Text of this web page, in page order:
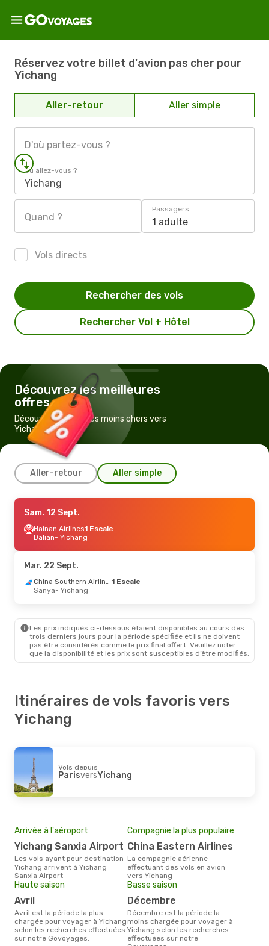
Réservez votre billet d'avion pas cher pour
Yichang
Aller-retour Aller simple
D'où partez-vous ?
Où allez-vous ?
Yichang
Quand ?
Passagers
1 adulte
Vols directs
Rechercher Vol + Hôtel
Rechercher des vols
Découvrez les meilleures
offres
Découvrez les vols les moins chers vers
Yichang
Aller-retour Aller simple
Mar. 29 Sept.- Ven. 9 Oct.
China Southern Airlines
1 Escale
China Southern Airlines
1 Escale
Yichang- Paris
Sam. 12 Sept.
Hainan Airlines1 Escale
Dalian- Yichang
Mar. 22 Sept.
China Southern Airlines 1 Escale
Sanya- Yichang
Les prix indiqués ci-dessous étaient disponibles au cours des
trois derniers jours pour la période spécifiée et ils ne doivent
pas être considérés comme le prix final offert. Veuillez noter
que la disponibilité et les prix sont susceptibles d’être modifiés.
Itinéraires de vols favoris vers
Yichang
Vols depuis
ParisversYichang
Arrivée à l'aéroport
Yichang Sanxia Airport
Les vols ayant pour destination
Yichang arrivent à Yichang
Sanxia Airport
Compagnie la plus populaire
China Eastern Airlines
La compagnie aérienne
effectuant des vols en avion
vers Yichang
Haute saison
avril
avril est la période la plus
chargée pour voyager à Yichang
selon les recherches effectuées
sur notre Govoyages.
Basse saison
décembre
décembre est la période la
moins chargée pour voyager à
Yichang selon les recherches
effectuées sur notre